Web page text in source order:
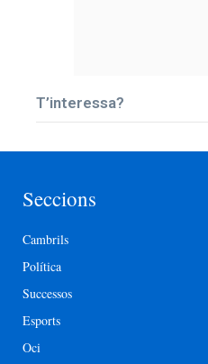
T’interessa?
Seccions
Cambrils
Política
Successos
Esports
Oci